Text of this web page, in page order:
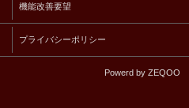
機能改善要望
プライバシーポリシー
Powerd by ZEQOO